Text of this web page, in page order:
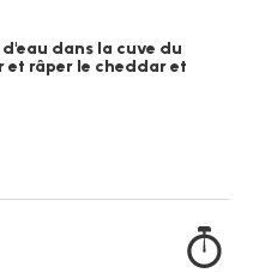
dans la cuve du
et râper le cheddar et